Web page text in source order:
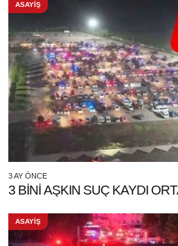
ASAYİŞ
3 AY ÖNCE
3 BİNİ AŞKIN SUÇ KAYDI
ASAYİŞ